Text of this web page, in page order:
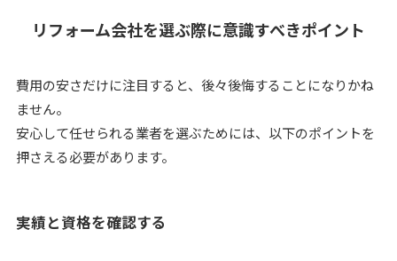
リフォーム会社を選ぶ際に意識すべきポイント
費用の安さだけに注目すると、後々後悔することになりかね
ません。
安心して任せられる業者を選ぶためには、以下のポイントを
押さえる必要があります。
実績と資格を確認する